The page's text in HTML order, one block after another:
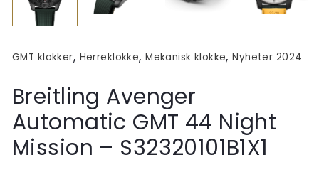
GMT klokker, Herreklokke,Mekanisk klokke,Nyheter 2024
Breitling Avenger
Automatic GMT 44 Night
Mission – S32320101B1X1